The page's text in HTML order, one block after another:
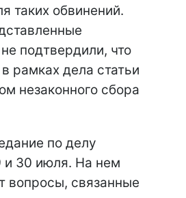
таких обвинений.
подтвердили, что
рамках дела статьи
незаконного сбора
по делу
и 30 июля. На нем
вопросы, связанные